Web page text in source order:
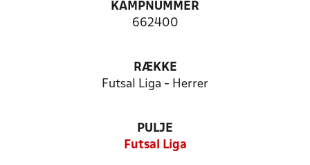
KAMPNUMMER
662400
RÆKKE
Futsal Liga - Herrer
PULJE
Futsal Liga